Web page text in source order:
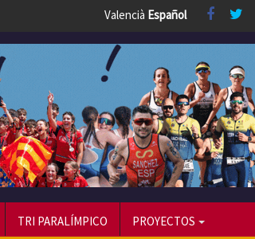
Valencià Español
TRI PARALÍMPICO PROYECTOS